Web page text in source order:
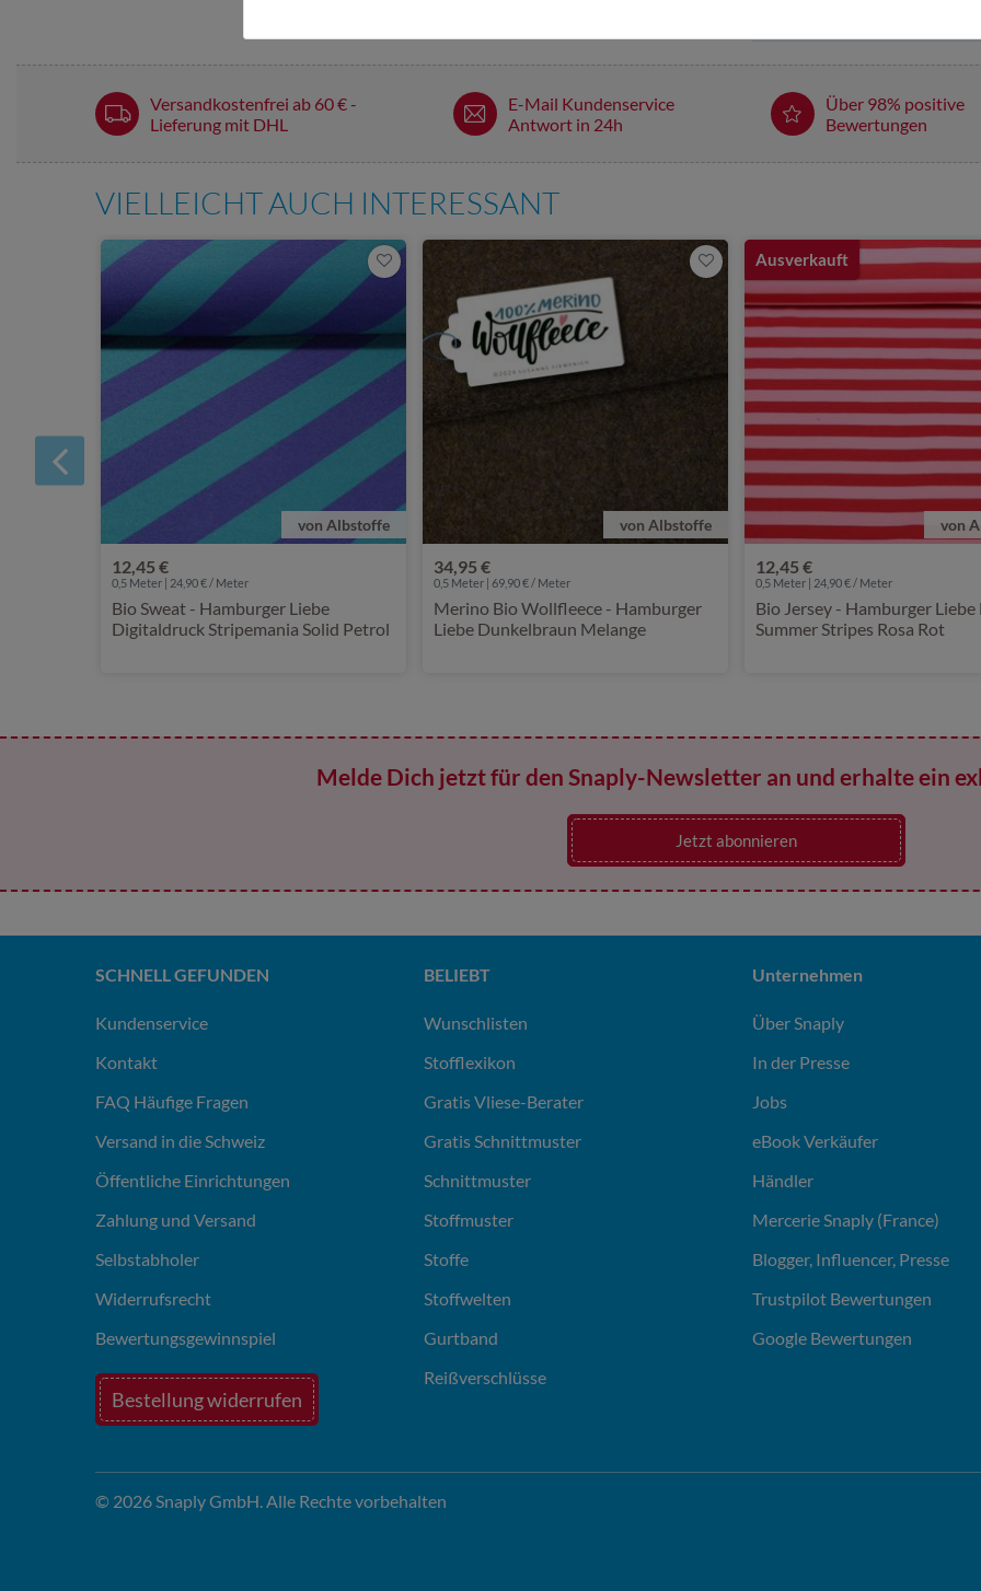
Versandkostenfrei ab 60 € -
Lieferung mit DHL
E-Mail Kundenservice
Antwort in 24h
Über 98% positive
Bewertungen
VIELLEICHT AUCH INTERESSANT
von Albstoffe
12,45 €
0,5 Meter | 24,90 € / Meter
Bio Sweat - Hamburger Liebe
Digitaldruck Stripemania Solid Petrol
von Albstoffe
34,95 €
0,5 Meter | 69,90 € / Meter
Merino Bio Wollfleece - Hamburger
Liebe Dunkelbraun Melange
Ausverkauft
von
12,45 €
0,5 Meter | 24,90 € / Meter
Bio Jersey - Hamburger Liebe
Summer Stripes Rosa Rot
Melde Dich jetzt für den Snaply-Newsletter an und erhalte ein
Jetzt abonnieren
SCHNELL GEFUNDEN
Kundenservice
Kontakt
FAQ Häufige Fragen
Versand in die Schweiz
Öffentliche Einrichtungen
Zahlung und Versand
Selbstabholer
Widerrufsrecht
Bewertungsgewinnspiel
Bestellung widerrufen
BELIEBT
Wunschlisten
Stofflexikon
Gratis Vliese-Berater
Gratis Schnittmuster
Schnittmuster
Stoffmuster
Stoffe
Stoffwelten
Gurtband
Reißverschlüsse
Unternehmen
Über Snaply
In der Presse
Jobs
eBook Verkäufer
Händler
Mercerie Snaply (France)
Blogger, Influencer, Presse
Trustpilot Bewertungen
Google Bewertungen
© 2026 Snaply GmbH. Alle Rechte vorbehalten